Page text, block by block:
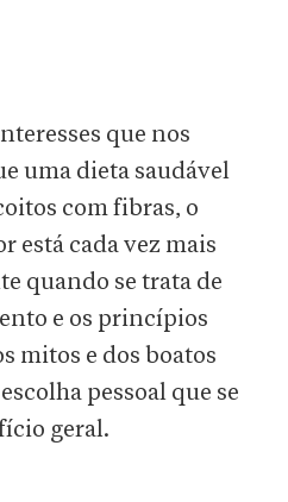
que nos
uma dieta saudável
com fibras, o
está cada vez mais
quando se trata de
e os princípios
mitos e dos boatos
pessoal que se
geral.